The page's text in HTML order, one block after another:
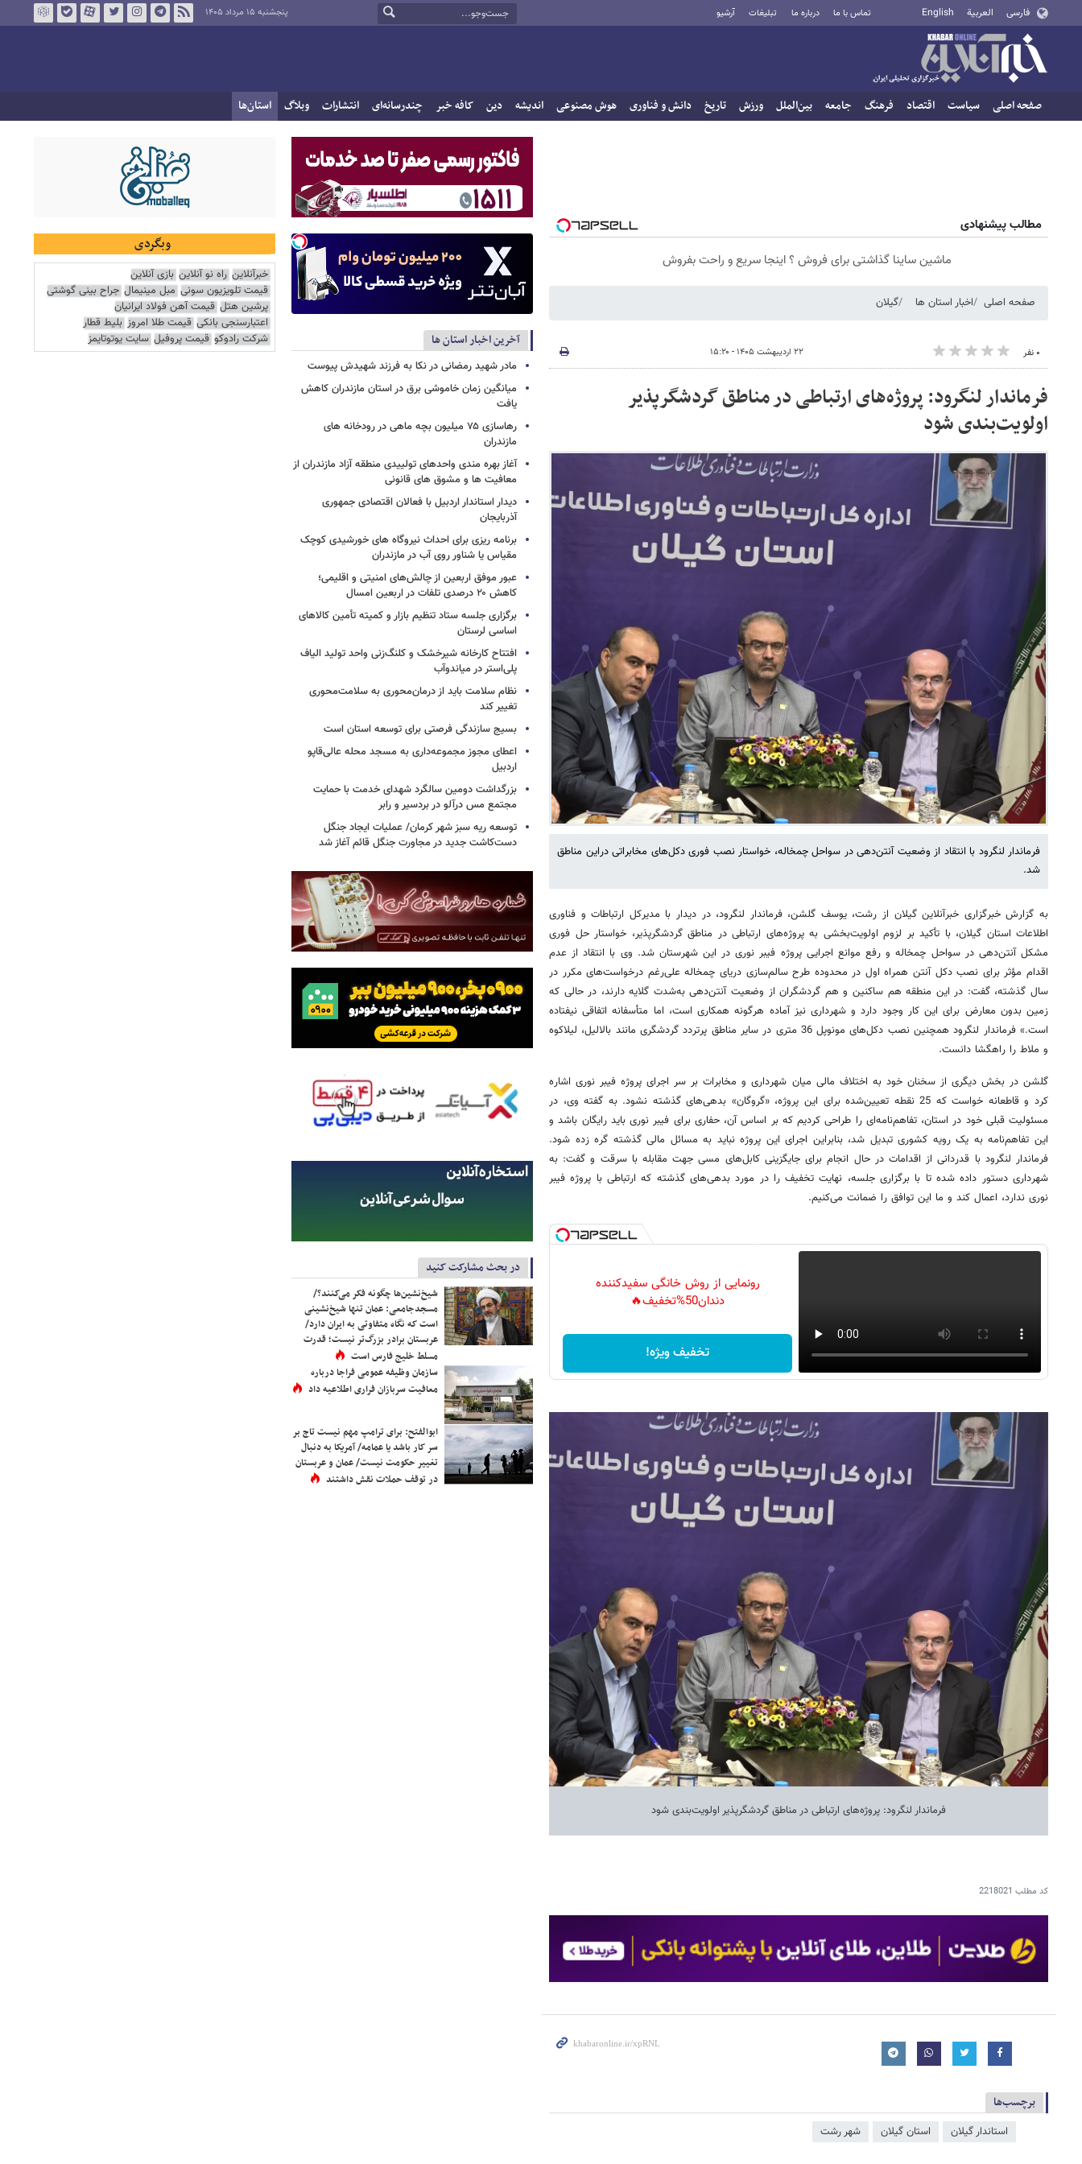
فارسی العربية English تماس با ما درباره ما تبلیغات آرشیو پنجشنبه ۱۵ مرداد ۱۴۰۵
صفحه اصلی سیاست اقتصاد فرهنگ جامعه بین‌الملل ورزش تاریخ دانش و فناوری هوش مصنوعی اندیشه دین کافه خبر چندرسانه‌ای انتشارات وبلاگ استان‌ها
مطالب پیشنهادی
ماشین ساینا گذاشتی برای فروش ؟ اینجا سریع و راحت بفروش
صفحه اصلی اخبار استان ها گیلان
۰ نفر ۲۲ اردیبهشت ۱۴۰۵ - ۱۵:۲۰
فرماندار لنگرود: پروژه‌های ارتباطی در مناطق گردشگرپذیر
اولویت‌بندی شود
فرماندار لنگرود با انتقاد از وضعیت آنتن‌دهی در سواحل چمخاله، خواستار نصب فوری دکل‌های مخابراتی دراین مناطق
شد.
به گزارش خبرگزاری خبرآنلاین گیلان از رشت، یوسف گلشن، فرماندار لنگرود، در دیدار با مدیرکل ارتباطات و فناوری
اطلاعات استان گیلان، با تأکید بر لزوم اولویت‌بخشی به پروژه‌های ارتباطی در مناطق گردشگرپذیر، خواستار حل فوری
مشکل آنتن‌دهی در سواحل چمخاله و رفع موانع اجرایی پروژه فیبر نوری در این شهرستان شد. وی با انتقاد از عدم
اقدام مؤثر برای نصب دکل آنتن همراه اول در محدوده طرح سالم‌سازی دریای چمخاله علی‌رغم درخواست‌های مکرر در
سال گذشته، گفت: در این منطقه هم ساکنین و هم گردشگران از وضعیت آنتن‌دهی به‌شدت گلایه دارند، در حالی که
زمین بدون معارض برای این کار وجود دارد و شهرداری نیز آماده هرگونه همکاری است، اما متأسفانه اتفاقی نیفتاده
است.» فرماندار لنگرود همچنین نصب دکل‌های مونوپل 36 متری در سایر مناطق پرتردد گردشگری مانند بالالیل، لیلاکوه
و ملاط را راهگشا دانست.
گلشن در بخش دیگری از سخنان خود به اختلاف مالی میان شهرداری و مخابرات بر سر اجرای پروژه فیبر نوری اشاره
کرد و قاطعانه خواست که 25 نقطه تعیین‌شده برای این پروژه، «گروگان» بدهی‌های گذشته نشود. به گفته وی، در
مسئولیت قبلی خود در استان، تفاهم‌نامه‌ای را طراحی کردیم که بر اساس آن، حفاری برای فیبر نوری باید رایگان باشد و
این تفاهم‌نامه به یک رویه کشوری تبدیل شد، بنابراین اجرای این پروژه نباید به مسائل مالی گذشته گره زده شود.
فرماندار لنگرود با قدردانی از اقدامات در حال انجام برای جایگزینی کابل‌های مسی جهت مقابله با سرقت و گفت: به
شهرداری دستور داده شده تا با برگزاری جلسه، نهایت تخفیف را در مورد بدهی‌های گذشته که ارتباطی با پروژه فیبر
نوری ندارد، اعمال کند و ما این توافق را ضمانت می‌کنیم.
رونمایی از روش خانگی سفیدکننده
دندان50%تخفیف🔥
تخفیف ویژه!
فرماندار لنگرود: پروژه‌های ارتباطی در مناطق گردشگرپذیر اولویت‌بندی شود
کد مطلب 2218021
برچسب‌ها
استاندار گیلان استان گیلان شهر رشت
آخرین اخبار استان ها
مادر شهید رمضانی در نکا به فرزند شهیدش پیوست
میانگین زمان خاموشی برق در استان مازندران کاهش
یافت
رهاسازی ۷۵ میلیون بچه ماهی در رودخانه های
مازندران
آغاز بهره مندی واحدهای تولییدی منطقه آزاد مازندران از
معافیت ها و مشوق های قانونی
دیدار استاندار اردبیل با فعالان اقتصادی جمهوری
آذربایجان
برنامه ریزی برای احداث نیروگاه های خورشیدی کوچک
مقیاس یا شناور روی آب در مازندران
عبور موفق اربعین از چالش‌های امنیتی و اقلیمی؛
کاهش ۲۰ درصدی تلفات در اربعین امسال
برگزاری جلسه ستاد تنظیم بازار و کمیته تأمین کالاهای
اساسی لرستان
افتتاح کارخانه شیرخشک و کلنگ‌زنی واحد تولید الیاف
پلی‌استر در میاندوآب
نظام سلامت باید از درمان‌محوری به سلامت‌محوری
تغییر کند
بسیج سازندگی فرصتی برای توسعه استان است
اعطای مجوز مجموعه‌داری به مسجد محله عالی‌قاپو
اردبیل
بزرگداشت دومین سالگرد شهدای خدمت با حمایت
مجتمع مس درآلو در بردسیر و رابر
توسعه ریه سبز شهر کرمان/ عملیات ایجاد جنگل
دست‌کاشت جدید در مجاورت جنگل قائم آغاز شد
در بحث مشارکت کنید
شیخ‌نشین‌ها چگونه فکر می‌کنند؟/
مسجدجامعی: عمان تنها شیخ‌نشینی
است که نگاه متفاوتی به ایران دارد/
عربستان برادر بزرگ‌تر نیست؛ قدرت
مسلط خلیج فارس است
سازمان وظیفه عمومی فراجا درباره
معافیت سربازان فراری اطلاعیه داد
ابوالفتح: برای ترامپ مهم نیست تاج بر
سر کار باشد یا عمامه/ آمریکا به دنبال
تغییر حکومت نیست/ عمان و عربستان
در توقف حملات نقش داشتند
وبگردی
خبرآنلاین راه نو آنلاین بازی آنلاین
قیمت تلویزیون سونی مبل مینیمال جراح بینی گوشتی
پرشین هتل قیمت آهن فولاد ایرانیان
اعتبارسنجی بانکی قیمت طلا امروز بلیط قطار
شرکت رادوکو قیمت پروفیل سایت یوتوتایمز